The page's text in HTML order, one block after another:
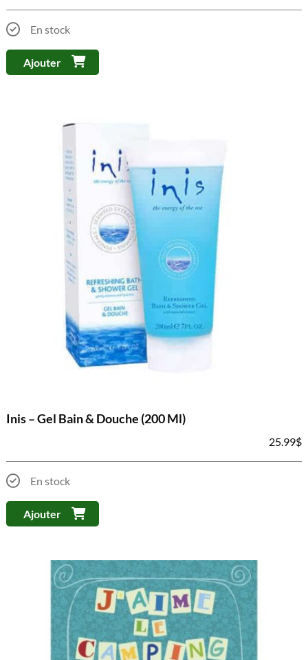
En stock
Ajouter
Inis – Gel Bain & Douche (200 Ml)
25.99$
En stock
Ajouter